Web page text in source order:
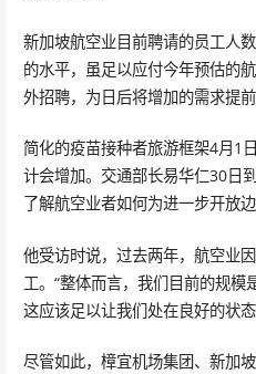
新加坡航空业目前聘请的员工人
的水平，虽足以应付今年预估的
外招聘，为日后将增加的需求提前
简化的疫苗接种者旅游框架4月1
计会增加。交通部长易华仁30日
了解航空业者如何为进一步开放边
他受访时说，过去两年，航空业
工。“整体而言，我们目前的规模
这应该足以让我们处在良好的状
尽管如此，樟宜机场集团、新加